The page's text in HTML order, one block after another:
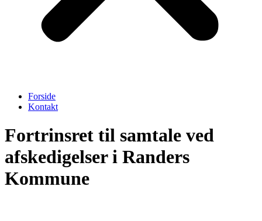
Forside
Kontakt
Fortrinsret til samtale ved
afskedigelser i Randers
Kommune